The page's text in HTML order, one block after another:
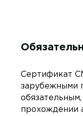
Сертификат
зарубежными
прохождении